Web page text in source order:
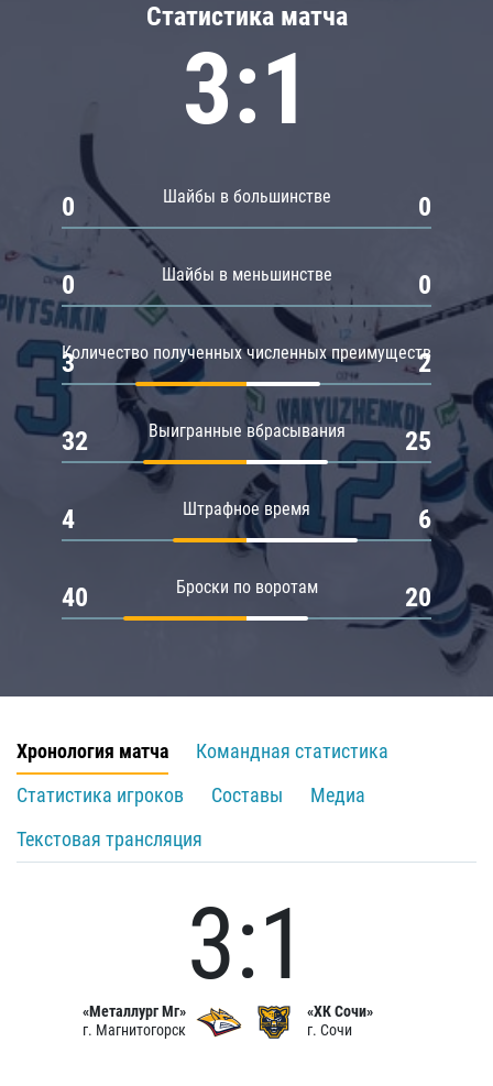
Статистика матча
3:1
Шайбы в большинстве
0 0
Шайбы в меньшинстве
0 0
Количество полученных численных преимуществ
3 2
Выигранные вбрасывания
32 25
Штрафное время
4 6
Броски по воротам
40 20
Хронология матча
Командная статистика
Статистика игроков
Составы
Медиа
Текстовая трансляция
«Металлург Мг»
г. Магнитогорск
3:1
«ХК Сочи»
г. Сочи